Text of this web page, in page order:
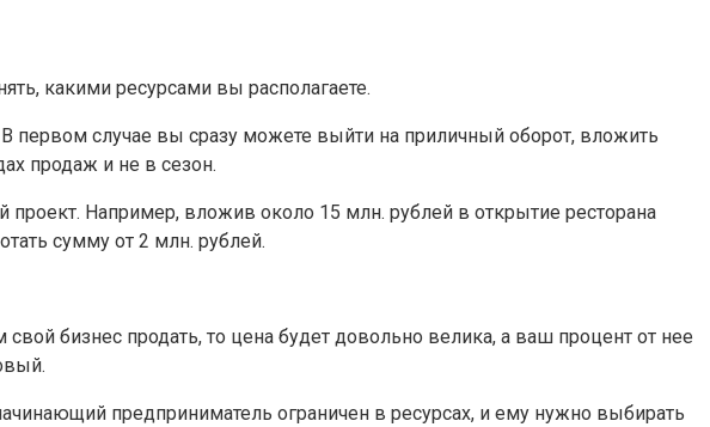
какими ресурсами вы располагаете.
первом случае вы сразу можете выйти на приличный оборот, вложить
продаж и не в сезон.
проект. Например, вложив около 15 млн. рублей в открытие ресторана
сумму от 2 млн. рублей.
бизнес продать, то цена будет довольно велика, а ваш процент от нее
предприниматель ограничен в ресурсах, и ему нужно выбирать